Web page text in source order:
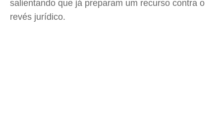
salientando que já preparam um recurso contra o
revés jurídico.